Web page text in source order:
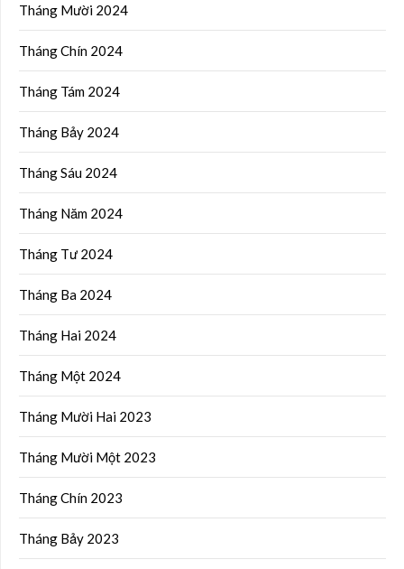
Tháng Mười 2024
Tháng Chín 2024
Tháng Tám 2024
Tháng Bảy 2024
Tháng Sáu 2024
Tháng Năm 2024
Tháng Tư 2024
Tháng Ba 2024
Tháng Hai 2024
Tháng Một 2024
Tháng Mười Hai 2023
Tháng Mười Một 2023
Tháng Chín 2023
Tháng Bảy 2023